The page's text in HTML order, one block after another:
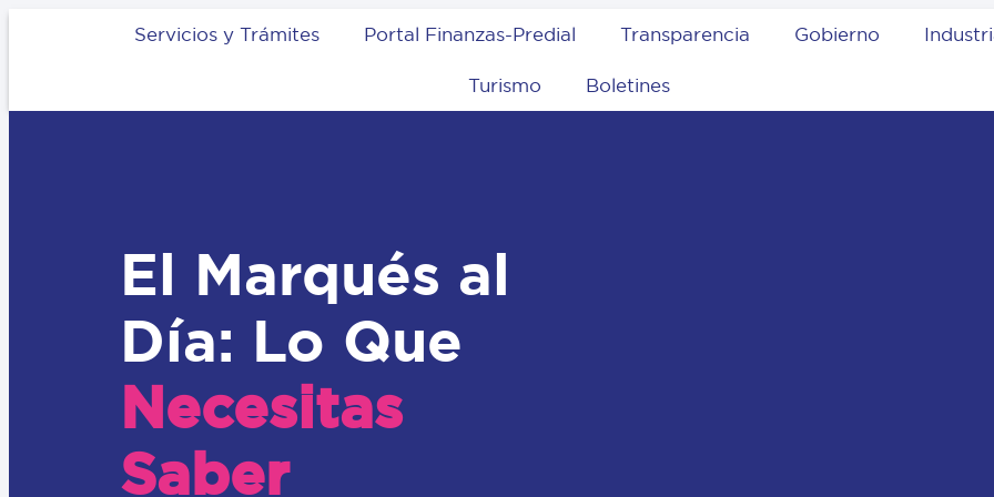
Servicios y Trámites Portal Finanzas-Predial Transparencia Gobierno
Turismo Boletines
El Marqués al
Día: Lo Que
Necesitas
Saber